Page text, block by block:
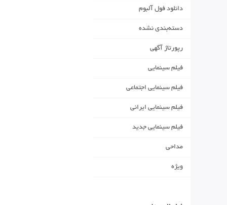
دانلود فول آلبوم
دسته‌بندی نشده
رپورتاژ آگهی
فیلم سینمایی
فیلم سینمایی اجتماعی
فیلم سینمایی ایرانی
فیلم سینمایی جدید
مداحی
ویژه